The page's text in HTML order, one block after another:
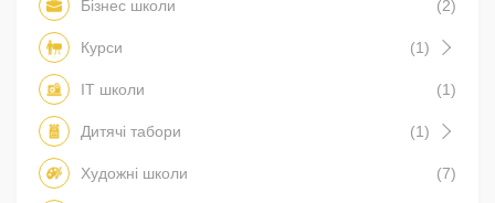
Бізнес школи (2)
Курси (1)
IT школи (1)
Дитячі табори (1)
Художні школи (7)